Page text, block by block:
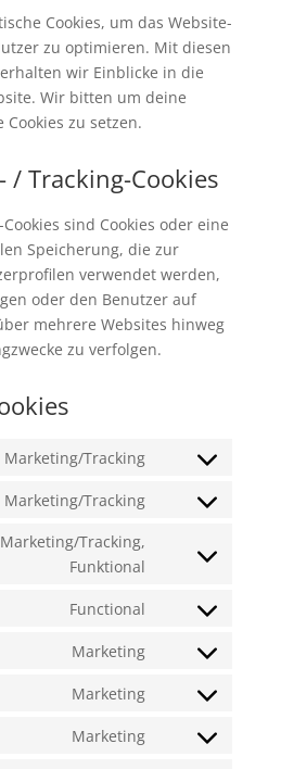
Cookies, um das Website-
zu optimieren. Mit diesen
wir Einblicke in die
Wir bitten um deine
zu setzen.
/ Tracking-Cookies
sind Cookies oder eine
Speicherung, die zur
verwendet werden,
oder den Benutzer auf
mehrere Websites hinweg
zu verfolgen.
Marketing/Tracking
Consent
Marketing/Tracking
Consent
service
maps
Marketing/Tracking,
Funktional
Consent
service
Functional
Consent
wordpress
Marketing
Consent
google-
Marketing
Consent
Marketing
Consent